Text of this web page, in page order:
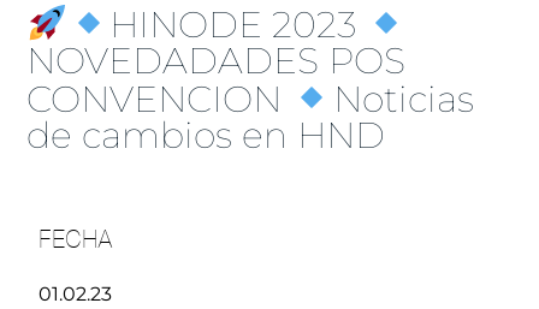
HINODE 2023
NOVEDADADES POS
CONVENCION
Noticias
de cambios en HND
FECHA
01.02.23